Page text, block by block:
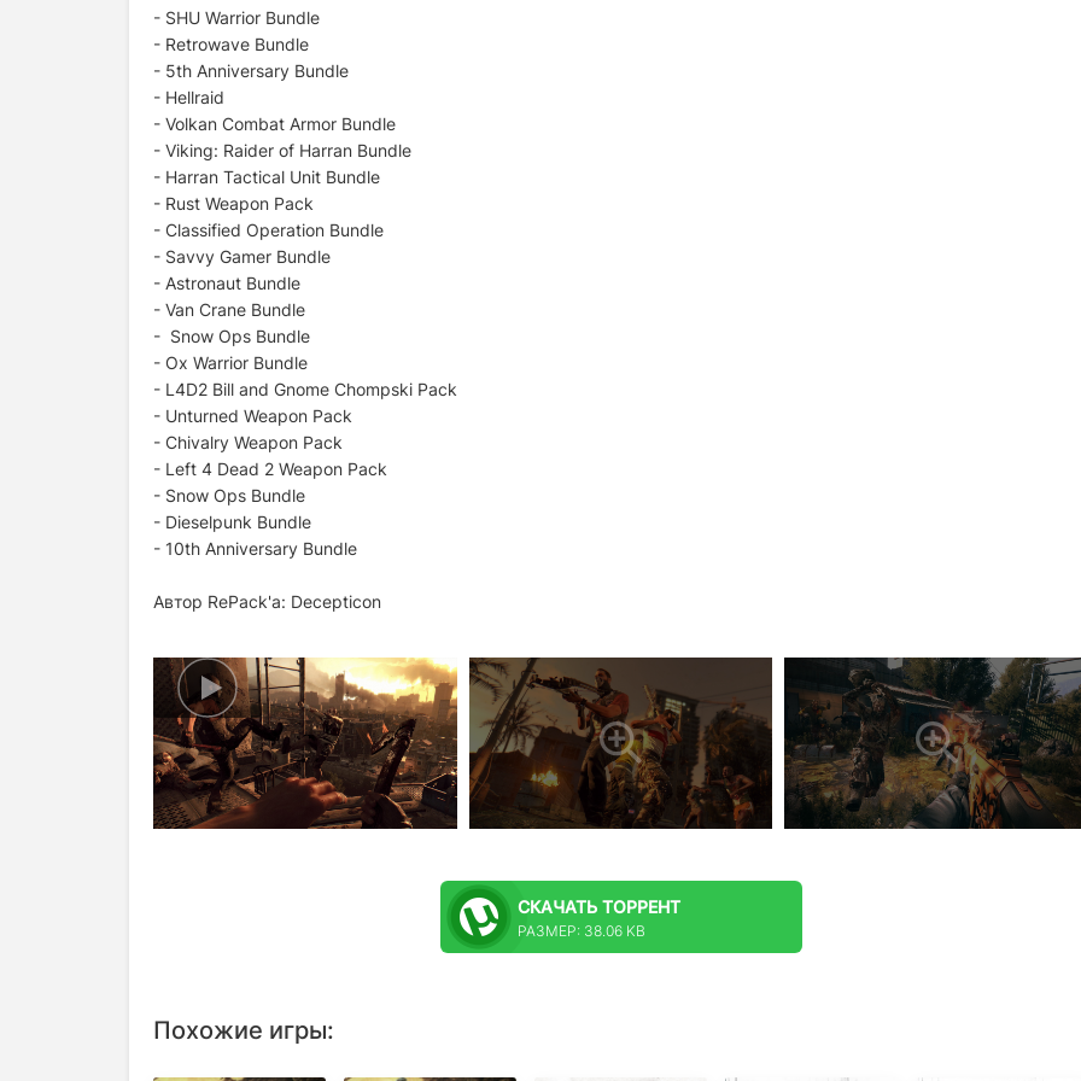
- SHU Warrior Bundle
- Retrowave Bundle
- 5th Anniversary Bundle
- Hellraid
- Volkan Combat Armor Bundle
- Viking: Raider of Harran Bundle
- Harran Tactical Unit Bundle
- Rust Weapon Pack
- Classified Operation Bundle
- Savvy Gamer Bundle
- Astronaut Bundle
- Van Crane Bundle
- Snow Ops Bundle
- Ox Warrior Bundle
- L4D2 Bill and Gnome Chompski Pack
- Unturned Weapon Pack
- Chivalry Weapon Pack
- Left 4 Dead 2 Weapon Pack
- Snow Ops Bundle
- Dieselpunk Bundle
- 10th Anniversary Bundle
Автор RePack'a: Decepticon
СКАЧАТЬ ТОРРЕНТ
РАЗМЕР: 38.06 KB
Похожие игры: